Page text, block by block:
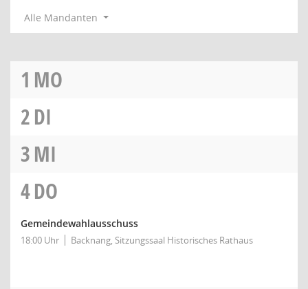
Alle Mandanten
1 MO
2DI
3MI
4DO
Gemeindewahlausschuss
18:00 Uhr Backnang, Sitzungssaal Historisches Rathaus